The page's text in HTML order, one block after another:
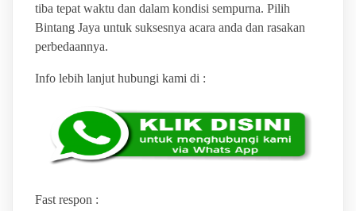
tiba tepat waktu dan dalam kondisi sempurna. Pilih
Bintang Jaya untuk suksesnya acara anda dan rasakan
perbedaannya.
Info lebih lanjut hubungi kami di :
Fast respon :